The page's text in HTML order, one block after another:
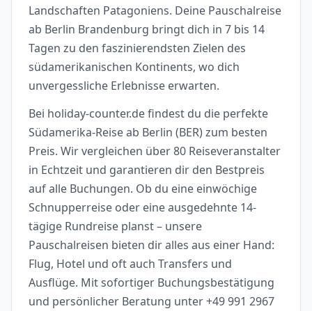
Landschaften Patagoniens. Deine Pauschalreise
ab Berlin Brandenburg bringt dich in 7 bis 14
Tagen zu den faszinierendsten Zielen des
südamerikanischen Kontinents, wo dich
unvergessliche Erlebnisse erwarten.
Bei holiday-counter.de findest du die perfekte
Südamerika-Reise ab Berlin (BER) zum besten
Preis. Wir vergleichen über 80 Reiseveranstalter
in Echtzeit und garantieren dir den Bestpreis
auf alle Buchungen. Ob du eine einwöchige
Schnupperreise oder eine ausgedehnte 14-
tägige Rundreise planst – unsere
Pauschalreisen bieten dir alles aus einer Hand:
Flug, Hotel und oft auch Transfers und
Ausflüge. Mit sofortiger Buchungsbestätigung
und persönlicher Beratung unter +49 991 2967